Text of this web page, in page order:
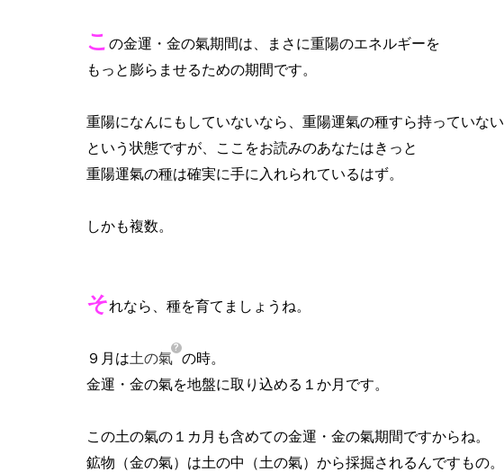
こ の金運・金の氣期間は、まさに重陽のエネルギーを
もっと膨らませるための期間です。
重陽になんにもしていないなら、重陽運氣の種すら持っていない
という状態ですが、ここをお読みのあなたはきっと
重陽運氣の種は確実に手に入れられているはず。
しかも複数。
それなら、種を育てましょうね。
９月は土の氣 の時。
金運・金の氣を地盤に取り込める１か月です。
この土の氣の１カ月も含めての金運・金の氣期間ですからね。
鉱物（金の氣）は土の中（土の氣）から採掘されるんですもの。